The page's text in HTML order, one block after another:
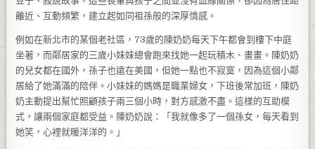
離近、互動頻繁，建立起如同祖孫般的深厚情感。
例如在新北市的某個老社區，73歲的陳奶奶每天下午都會到樓下中庭
坐著，而鄰居家的三歲小妹妹總會跑來找她一起玩積木、畫畫。陳奶奶
的兒女都在國外，孫子也遠在美國，但她一點也不寂寞，因為這個小鄰
居給了她滿滿的陪伴。小妹妹的媽媽是職業婦女，下班後常加班，陳奶
奶主動提出幫忙照顧孩子兩三個小時，對方感激不盡。這樣的互助模
式，讓兩個家庭都受益。陳奶奶說：「我就像多了一個孫女，每天看到
她笑，心裡就暖洋洋的。」